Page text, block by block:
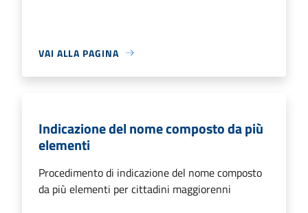
VAI ALLA PAGINA
Indicazione del nome composto da più
elementi
Procedimento di indicazione del nome composto
da più elementi per cittadini maggiorenni